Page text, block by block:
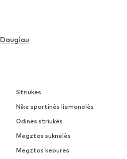
Striukės
Nike sportinės liemenėlės
Odinės striukės
Megztos suknelės
Megztos kepurės
Daugiau